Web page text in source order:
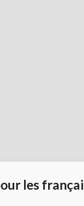
les